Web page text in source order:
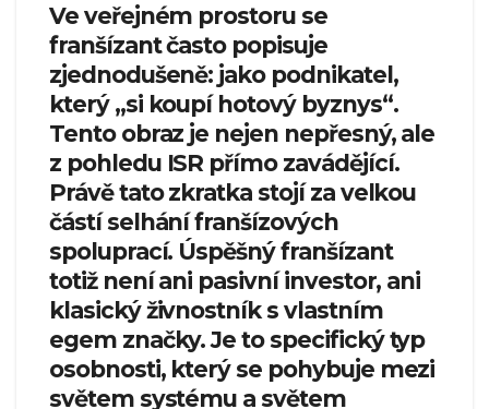
Ve veřejném prostoru se
franšízant často popisuje
zjednodušeně: jako podnikatel,
který „si koupí hotový byznys“.
Tento obraz je nejen nepřesný, ale
z pohledu ISR přímo zavádějící.
Právě tato zkratka stojí za velkou
částí selhání franšízových
spoluprací. Úspěšný franšízant
totiž není ani pasivní investor, ani
klasický živnostník s vlastním
egem značky. Je to specifický typ
osobnosti, který se pohybuje mezi
světem systému a světem